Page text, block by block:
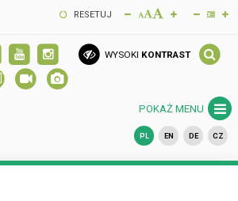
RESETUJ
WYSOKI KONTRAST
POKAŻ MENU
PL EN DE CZ